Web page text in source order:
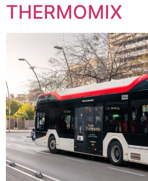
THERMOMIX